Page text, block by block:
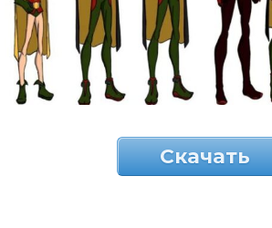
Скачать